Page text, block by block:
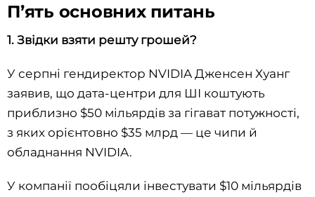
П’ять основних питань
1. Звідки взяти решту грошей?
У серпні гендиректор NVIDIA Дженсен Хуанг
заявив, що дата-центри для ШІ коштують
приблизно $50 мільярдів за гігават потужності,
з яких орієнтовно $35 млрд — це чипи й
обладнання NVIDIA.
У компанії пообіцяли інвестувати $10 мільярдів